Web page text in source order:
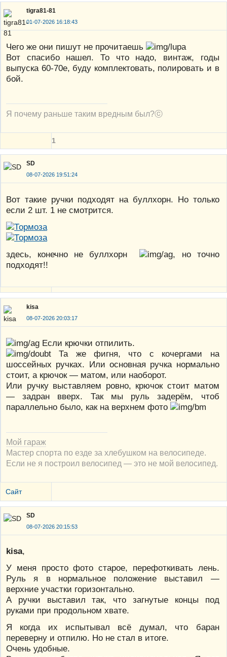
tigra81-81
01-07-2026 16:18:43
Чего же они пишут не прочитаешь
Вот спасибо нашел. То что надо, винтаж, годы
выпуска 60-70е, буду комплектовать, полировать и в
бой.
Я почему раньше таким вредным был?ⓒ
1
SD
08-07-2026 19:51:24
Вот такие ручки подходят на буллхорн. Но только
если 2 шт. 1 не смотрится.
здесь, конечно не буллхорн
, но точно
подходят!!
kisa
08-07-2026 20:03:17
Если крючки отпилить.
Та же фигня, что с кочергами на
шоссейных ручках. Или основная ручка нормально
стоит, а крючок — матом, или наоборот.
Или ручку выставляем ровно, крючок стоит матом
— задран вверх. Так мы руль задерём, чтоб
параллельно было, как на верхнем фото
Мой гараж
Мастер спорта по езде за хлебушком на велосипеде.
Если не я построил велосипед — это не мой велосипед.
Сайт
SD
08-07-2026 20:15:53
kisa,
У меня просто фото старое, перефоткивать лень.
Руль я в нормальное положение выставил —
верхние участки горизонтально.
А ручки выставил так, что загнутые концы под
руками при продольном хвате.
Я когда их испытывал всё думал, что баран
переверну и отпилю. Но не стал в итоге.
Очень удобные.